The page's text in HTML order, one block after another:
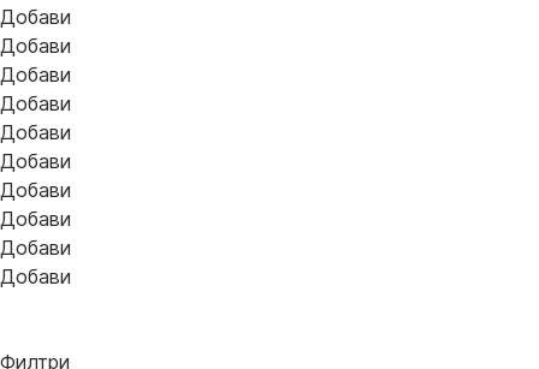
Добави
Добави
Добави
Добави
Добави
Добави
Добави
Добави
Добави
Добави
Филтри